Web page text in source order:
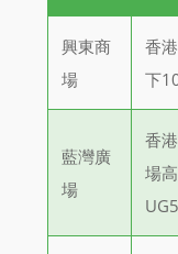
興東商
場
香
下
藍灣廣
場
香
場